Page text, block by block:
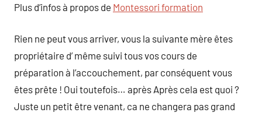
Plus d’infos à propos de Montessori formation
Rien ne peut vous arriver, vous la suivante mère êtes
propriétaire d’ même suivi tous vos cours de
préparation à l’accouchement, par conséquent vous
êtes prête ! Oui toutefois… après Après cela est quoi ?
Juste un petit être venant, ca ne changera pas grand